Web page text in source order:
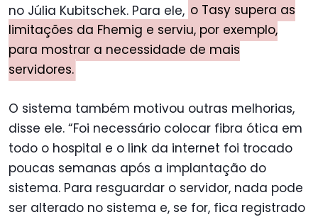
no Júlia Kubitschek. Para ele, o Tasy supera as
limitações da Fhemig e serviu, por exemplo,
para mostrar a necessidade de mais
servidores.
O sistema também motivou outras melhorias,
disse ele. “Foi necessário colocar fibra ótica em
todo o hospital e o link da internet foi trocado
poucas semanas após a implantação do
sistema. Para resguardar o servidor, nada pode
ser alterado no sistema e, se for, fica registrado